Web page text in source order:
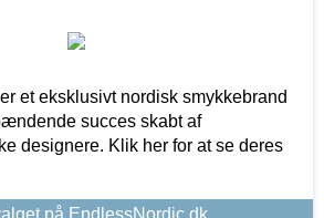
et eksklusivt nordisk smykkebrand
succes skabt af
designere. Klik her for at se deres
på EndlessNordic.dk